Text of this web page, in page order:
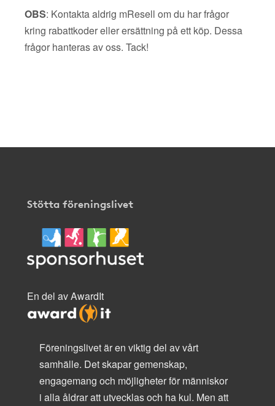
OBS: Kontakta aldrig mResell om du har frågor
kring rabattkoder eller ersättning på ett köp. Dessa
frågor hanteras av oss. Tack!
Stötta föreningslivet
En del av AwardIt
Föreningslivet är en viktig del av vårt
samhälle. Det skapar gemenskap,
engagemang och möjligheter för människor
i alla åldrar att utvecklas och ha kul. Men att